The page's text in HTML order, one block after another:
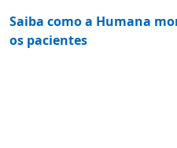
Saiba como a Humana
os pacientes